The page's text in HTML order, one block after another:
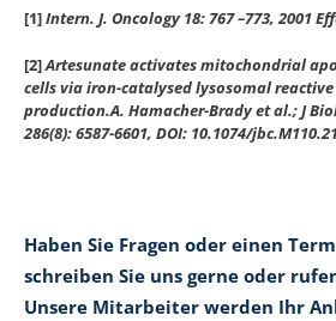
[1]Intern. J. Oncology 18: 767 –773, 2001
[2]Artesunate activates mitochondrial
cells via iron-catalysed lysosomal reactive
production.A. Hamacher-Brady et al.; J
286(8): 6587-6601, DOI: 10.1074/
Haben Sie Fragen oder einen
schreiben Sie uns gerne oder
Unsere Mitarbeiter werden Ihr